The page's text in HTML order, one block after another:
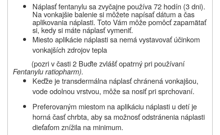
Náplasť fentanylu sa zvyčajne používa 72 hodín (3 dni).
Na vonkajšie balenie si môžete napísať dátum a čas
aplikovania náplasti. Toto Vám môže pomôcť zapamätať
si, kedy si máte náplasť vymeniť.
Miesto aplikácie náplasti sa nemá vystavovať účinkom
vonkajších zdrojov tepla
(pozri v časti 2 Buďte zvlášť opatrný pri používaní
Fentanylu ratiopharm).
Keďže je transdermálna náplasť chránená vonkajšou,
vode odolnou vrstvou, môže sa nosiť pri sprchovaní.
Preferovaným miestom na aplikáciu náplasti u detí je
horná časť chrbta, aby sa možnosť odstránenia náplasti
dieťaťom znížila na minimum.